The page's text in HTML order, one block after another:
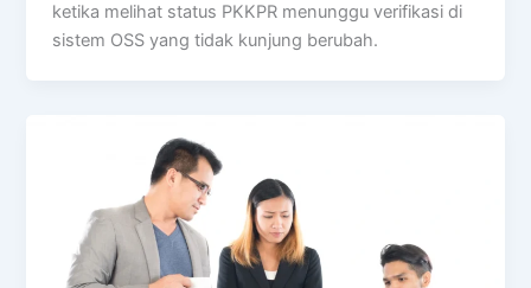
ketika melihat status PKKPR menunggu verifikasi di
sistem OSS yang tidak kunjung berubah.